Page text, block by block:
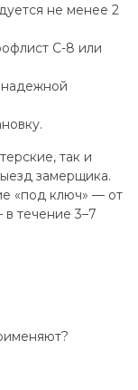
не менее 2
С-8 или
так и
замерщика.
«под ключ» — от
течение 3–7